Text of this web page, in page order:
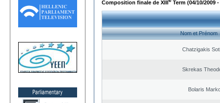
Composition finale de XIII Term (04/10/2009 -
Nom et Prénom
Chatzigakis
Skrekas
Bolaris